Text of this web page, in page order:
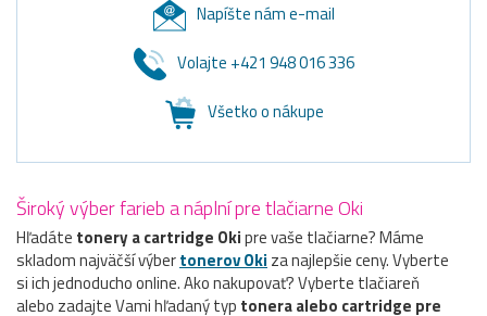
Napíšte nám e-mail
Volajte +421 948 016 336
Všetko o nákupe
Široký výber farieb a náplní pre tlačiarne Oki
Hľadáte tonery a cartridge Okipre vaše tlačiarne? Máme
skladom najväčší výbertonerov Oki za najlepšie ceny. Vyberte
si ich jednoducho online. Ako nakupovať? Vyberte tlačiareň
alebo zadajte Vami hľadaný typ tonera alebo cartridge pre